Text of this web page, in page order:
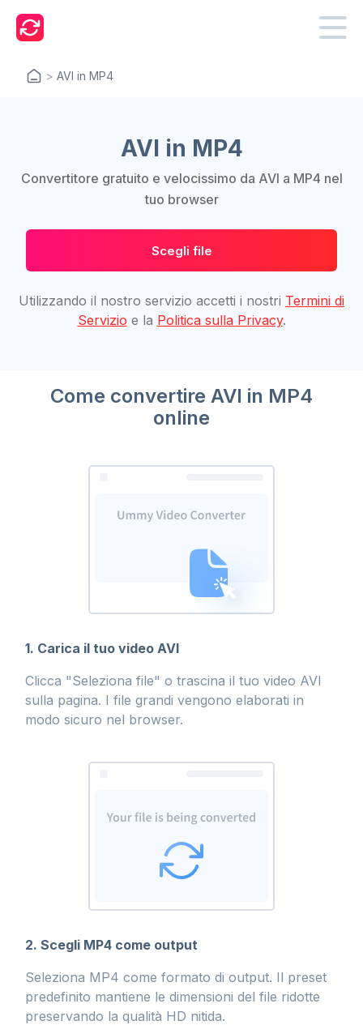
> AVI in MP4
AVI in MP4
Convertitore gratuito e velocissimo da AVI a MP4 nel
tuo browser
Scegli file
Utilizzando il nostro servizio accetti i nostri Termini di
Servizio e la Politica sulla Privacy.
Come convertire AVI in MP4
online
1. Carica il tuo video AVI
Clicca "Seleziona file" o trascina il tuo video AVI
sulla pagina. I file grandi vengono elaborati in
modo sicuro nel browser.
2. Scegli MP4 come output
Seleziona MP4 come formato di output. Il preset
predefinito mantiene le dimensioni del file ridotte
preservando la qualità HD nitida.